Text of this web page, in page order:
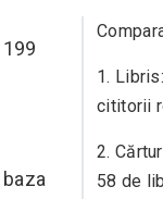
1.
cititorii
2.
58 de